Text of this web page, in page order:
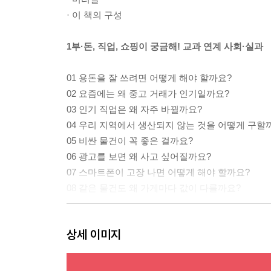
· 이 책의 구성
1부·돈, 직업, 쇼핑이 궁금해! 교과 연계 사회·실과
01 용돈을 잘 쓰려면 어떻게 해야 할까요?
02 요즘에는 왜 중고 거래가 인기일까요?
03 인기 직업은 왜 자주 바뀔까요?
04 우리 지역에서 생산되지 않는 것을 어떻게 구할
05 비싼 물건이 꼭 좋은 걸까요?
06 광고를 보면 왜 사고 싶어질까요?
07 스마트폰이 고장 나면 어떻게 해야 할까요?
09 인공지능은 어떤 일까지 할 수 있을까요?
상세 이미지